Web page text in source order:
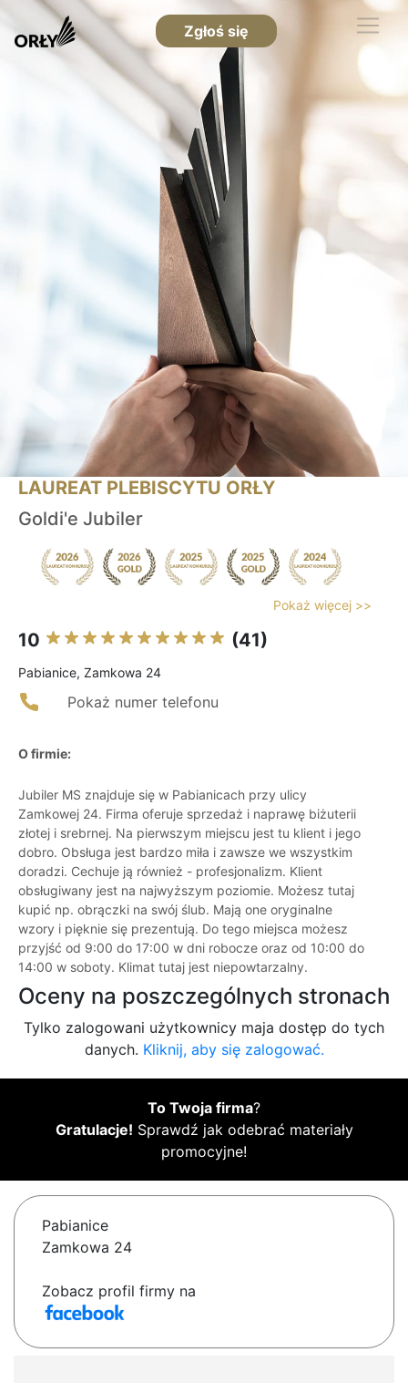
Zgłoś się
LAUREAT PLEBISCYTU ORŁY
Goldi'e Jubiler
Pokaż więcej >>
10 (41)
Pabianice, Zamkowa 24
Pokaż numer telefonu
O firmie:
Jubiler MS znajduje się w Pabianicach przy ulicy
Zamkowej 24. Firma oferuje sprzedaż i naprawę biżuterii
złotej i srebrnej. Na pierwszym miejscu jest tu klient i jego
dobro. Obsługa jest bardzo miła i zawsze we wszystkim
doradzi. Cechuje ją również - profesjonalizm. Klient
obsługiwany jest na najwyższym poziomie. Możesz tutaj
kupić np. obrączki na swój ślub. Mają one oryginalne
wzory i pięknie się prezentują. Do tego miejsca możesz
przyjść od 9:00 do 17:00 w dni robocze oraz od 10:00 do
14:00 w soboty. Klimat tutaj jest niepowtarzalny.
Oceny na poszczególnych stronach
Tylko zalogowani użytkownicy maja dostęp do tych
danych. Kliknij, aby się zalogować.
To Twoja firma?
Gratulacje! Sprawdź jak odebrać materiały
promocyjne!
Pabianice
Zamkowa 24
Zobacz profil firmy na